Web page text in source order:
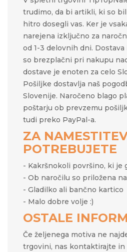
trudimo, da bi artikli, ki so
hitro dosegli vas. Ker je
narejena izključno za
od 1-3 delovnih dni.
so brezplačni pri nakupu
dostave je enoten za celo
Pošiljke dostavlja naš
Slovenije. Naročeno blago
poštarju ob prevzemu
tudi preko PayPal-a.
ZA
POTREBUJETE
- Kakršnokoli površino, ki je
- Ob naročilu so priložena
- Gladilko ali bančno kartico
- Malo dobre volje :)
OSTALE
Če željenega motiva ne
trgovini, nas kontaktirajte